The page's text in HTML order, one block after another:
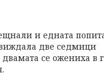
и едната
две седмици
се ожениха в